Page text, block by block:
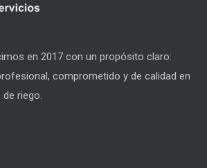
en 2017 con un propósito claro:
comprometido y de calidad en
riego.